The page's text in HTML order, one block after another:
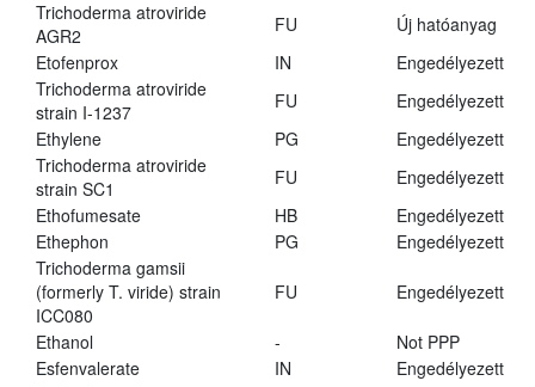
Trichoderma atroviride
AGR2
FU
Új hatóanyag
Etofenprox
IN
Engedélyezett
Trichoderma atroviride
strain I-1237
FU
Engedélyezett
Ethylene
PG
Engedélyezett
Trichoderma atroviride
strain SC1
FU
Engedélyezett
Ethofumesate
HB
Engedélyezett
Ethephon
PG
Engedélyezett
Trichoderma gamsii
(formerly T. viride) strain
ICC080
FU Engedélyezett
Ethanol -
Not PPP
Esfenvalerate
IN
Engedélyezett